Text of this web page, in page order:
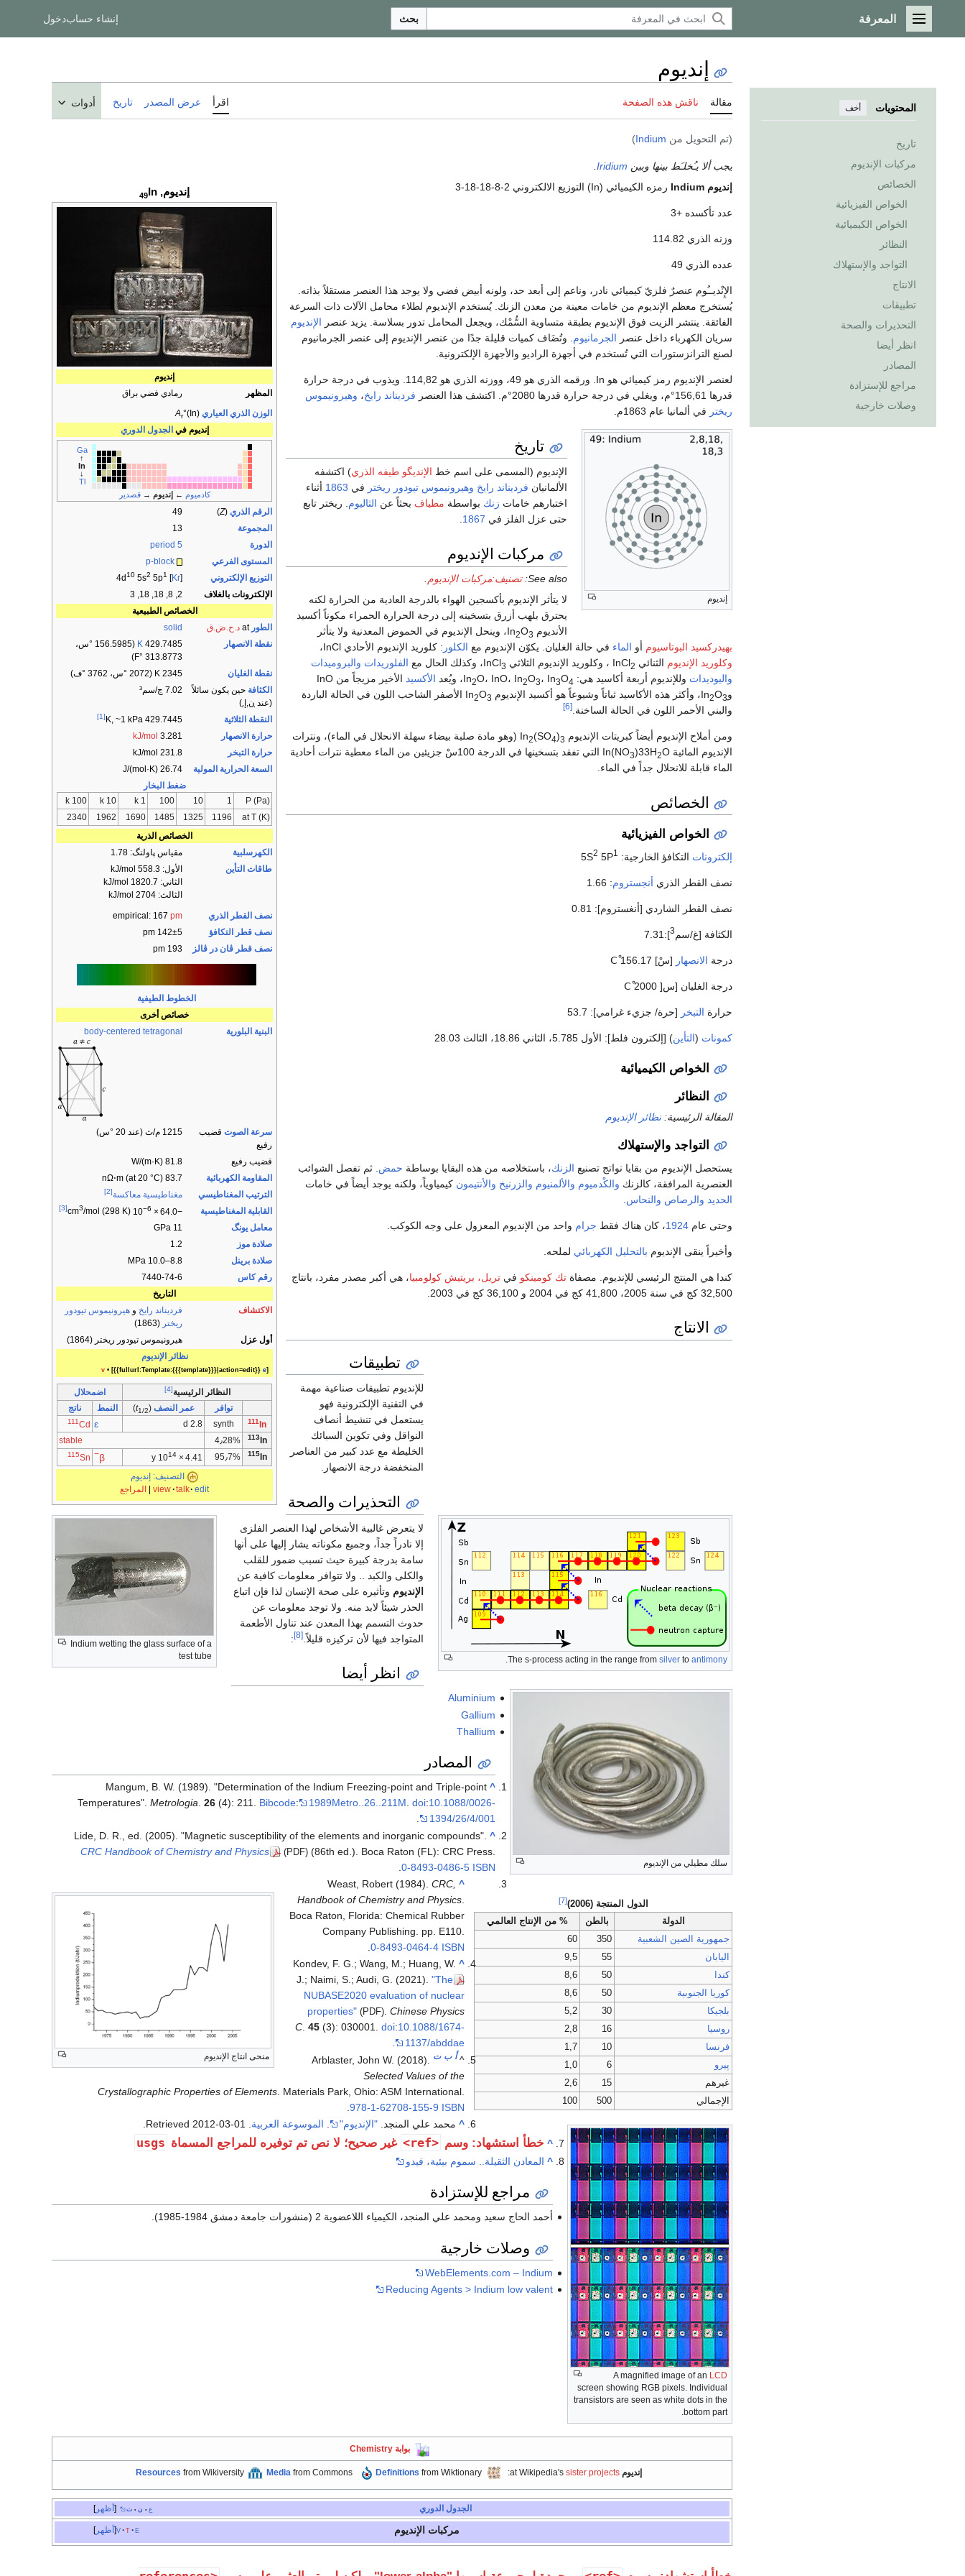
القائمة الرئيسية
المعرفة بحث إنشاء حسابدخول
المحتويات أخف
تاريخ
مركبات الإنديوم
الخصائص
الخواص الفيزيائية
الخواص الكيميائية
النظائر
التواجد والإستهلاك
الانتاج
تطبيقات
التحذيرات والصحة
انظر أيضا
المصادر
مراجع للإستزادة
وصلات خارجية
إنديوم
مقالة ناقش هذه الصفحة اقرأ عرض المصدر تاريخ أدوات
(تم التحويل من Indium
)
يجب ألا يـُخلـَط بينها وبين Iridium
إنديوم, 49In
إنديوم
المظهر
رمادي فضي براق
الوزن الذري العياري
Ar°(In)
إنديوم في الجدول الدوري
Ga
↑
In
↓
Tl
كادميوم ← إنديوم →قصدير
الرقم الذري (
Z
)
49
المجموعة
13
الدورة
period 5
المستوى الفرعي
p-block
التوزيع الإلكتروني
[
Kr
] 4d
10 5s2 5p1
الإلكترونات بالغلاف
2, 8, 18, 18, 3
الخصائص الطبيعية
الطور at د.ح.ض.ق
solid
نقطة الانصهار
429.7485
K
313.8773 °F)
نقطة الغليان
2345 K ​(2072 °س، ​3762 °ف)
الكثافة حين يكون سائلاً
(عند ن.إ.)
7.02 ج/سم³
النقطة الثلاثية 429.7445 K, ​~1 kPa
[1]
حرارة الانصهار 3.281
kJ/mol
حرارة التبخر
231.8 kJ/mol
السعة الحرارية المولية
26.74 J/(mol·K)
ضغط البخار
P (Pa)
1
10
100
1 k
10 k
100 k
at T (K)
1196
1325
1485
1690
1962
2340
الخصائص الذرية
الكهرسلبية
مقياس پاولنگ: 1.78
طاقات التأين
الأول: 558.3 kJ/mol
الثاني: 1820.7 kJ/mol
الثالث: 2704 kJ/mol
نصف القطر الذري empirical: 167 pm
نصف قطر التكافؤ
142±5 pm
نصف قطر ڤان در ڤالز
193 pm
الخطوط الطيفية
خصائص أخرى
البنية البلورية
body-centered tetragonal
سرعة الصوت قضيب
رفيع
1215 م/ث (عند 20 °س)
قضيب رفيع
81.8 W/(m·K)
المقاومة الكهربائية
83.7 nΩ⋅m (at 20 °C)
الترتيب المغناطيسي
مغناطيسية معاكسة[2]
القابلية المغناطيسية −64.0
×
10−6
3/mol (298 K)
[3]
معامل يونگ
11 GPa
صلادة موز
1.2
صلادة برينل
8.8–10.0 MPa
رقم كاس
7440-74-6
التاريخ
الاكتشاف
فرديناند رايخ و هيرونيموس تيودور
ريختر (1863)
أول عزل
هيرونيموس تيودور ريختر (1864)
نظائر الإنديوم
v• [{{fullurl:Template:{{{template}}}|action=edit}} e]
النظائر الرئيسية[4]
اضمحلال
توا­فر
عمر النصف (
t1/2
) النمط نا­تج
111In
synth
2.8 d
ε
111Cd
113In 4٫28% stable
115In 95٫7% 4.41
×
1014
y
β
−
115Sn
التصنيف: إنديوم
view talk edit
| المراجع
إنديوم Indium رمزه الكيميائي (In) التوزيع الالكتروني 2-8-18-18-3
عدد تأكسده +3
وزنه الذري 114.82
عدده الذري 49
الإِنْديــُوم عنصرٌ فلزيّ كيميائي نادر، وناعم إلى أبعد حد، ولونه أبيض فضي ولا يوجد هذا العنصر مستقلاً بذاته.
يُستخرج معظم الإنديوم من خامات معينة من معدن الزنك. يُستخدم الإنديوم لطلاء محامل الآلات ذات السرعة
الفائقة. ينتشر الزيت فوق الإنديوم بطبقة متساوية السُّمْك، ويجعل المحامل تدور بسلاسة. يزيد عنصر الإنديوم
سريان الكهرباء داخل عنصر الجرمانيوم . وتُضَاف كميات قليلة جدًا من عنصر الإنديوم إلى عنصر الجرمانيوم
لصنع الترانزستورات التي تُستخدم في أجهزة الراديو والأجهزة الإلكترونية.
لعنصر الإنديوم رمز كيميائي هو In. ورقمه الذري هو 49، ووزنه الذري هو 114,82. ويذوب في درجة حرارة
قدرها 156,61°م، ويغلي في درجة حرارة قدرها 2080°م. اكتشف هذا العنصر
فرديناند رايخ، وهيرونيموس
ريختر في ألمانيا عام 1863م.
إنديوم
تاريخ
الإنديوم (المسمى على اسم خط الإنديگو طيفه الذري) اكتشفه
الألمانيان فرديناند رايخ وهيرونيموس تيودور ريختر في 1863 أثناء
اختبارهم خامات زنك بواسطة مطياف بحثاً عن الثاليوم. ريختر تابع
حتى عزل الفلز في 1867
.
مركبات الإنديوم
See also: تصنيف:مركبات الإنديوم
لا يتأثر الإنديوم بأكسجين الهواء بالدرجة العادية من الحرارة لكنه
يحترق بلهب أزرق بتسخينه إلى درجة الحرارة الحمراء مكوناً أكسيد
الأنديوم In
2O3
، وينحل الإنديوم في الحموض المعدنية ولا يتأثر
بهيدركسيد البوتاسيوم أو الماء في حالة الغليان. يكوّن الإنديوم مع الكلور : كلوريد الإنديوم الأحادي InCl،
وكلوريد الإنديوم الثنائي InCl 2 ، وكلوريد الإنديوم الثلاثي InCl 3 ، وكذلك الحال مع الفلوريدات والبروميدات
واليوديدات وللإنديوم أربعة أكاسيد هي: In 2O، InO، In2O3، In3O4 ، ويُعد الأكسيد
الأخير مزيجاً من InO
وIn
2O3 ، وأكثر هذه الأكاسيد ثباتاً وشيوعاً هو أكسيد الإنديوم In 2O3
الأصفر الشاحب اللون في الحالة الباردة
والبني الأحمر اللون في الحالة الساخنة. [6]
ومن أملاح الإنديوم أيضاً كبريتات الإنديوم In 2(SO4)3
(وهو مادة صلبة بيضاء سهلة الانحلال في الماء)، ونترات
الإنديوم المائية In(NO
3)33H2
O التي تفقد بتسخينها في الدرجة 100سْ جزيئين من الماء معطية نترات أحادية
الماء قابلة للانحلال جداً في الماء.
الخصائص
الخواص الفيزيائية
Indium wetting the glass surface of a
test tube
إلكترونات التكافؤ الخارجية: 5S 2 5P1
نصف القطر الذري أنجستروم: 1.66
نصف القطر الشاردي [أنغستروم]: 0.81
الكثافة [غ/سم 3
]:7.31
درجة الانصهار [سْ] Cْ 156.17
درجة الغليان [س[ Cْ 2000
حرارة التبخر [حرة/ جزيء غرامي]: 53.7
كمونات (التأين) [إلكترون فلط]: الأول 5.785، الثاني 18.86، الثالث 28.03
الخواص الكيميائية
النظائر
المقالة الرئيسية:نظائر الإنديوم
التواجد والإستهلاك
The s-process acting in the range from silver to antimony
سلك مطيلي من الإنديوم
يستحصل الإنديوم من بقايا نواتج تصنيع الزنك، باستخلاصه من هذه البقايا بوساطة حمض . ثم تفصل الشوائب
العنصرية المرافقة، كالزنك والكْدميوم والألمنيوم والزرنيخ والأنتيمون كيمياوياً، ولكنه يوجد أيضاً في خامات
الحديد والرصاص والنحاس
وحتى عام 1924، كان هناك فقط جرام واحد من الإنديوم المعزول على وجه الكوكب.
وأخيراً ينقى الإنديوم بالتحليل الكهربائي لملحه.
كندا هي المنتج الرئيسي للإنديوم. مصفاة تك كومينكو في تريل، بريتيش كولومبيا، هي أكبر مصدر مفرد، بانتاج
32,500 كج في سنة 2005، 41,800 كج في 2004 و 36,100 كج في 2003.
الانتاج
الدول المنتجة (2006) [7]
الدولة بالطن
% من الإنتاج العالمي
جمهورية الصين الشعبية
350
60
اليابان
55
9,5
كندا
50
8,6
كوريا الجنوبية
50
8,6
بلجيكا
30
5,2
روسيا
16
2,8
فرنسا
10
1,7
پيرو
6
1,0
غيرهم
15
2,6
الإجمالي
500
100
منحى انتاج الإنديوم
تطبيقات
A magnified image of an LCD
screen showing RGB pixels. Individual
transistors are seen as white dots in the
bottom part.
للإنديوم تطبيقات صناعية مهمة
في التقنية الإلكترونية فهو
يستعمل في تنشيط أنصاف
النواقل وفي تكوين السبائك
الخليطة مع عدد كبير من العناصر
المنخفضة درجة الانصهار.
التحذيرات والصحة
لا يتعرض غالبية الأشخاص لهذا العنصر الفلزى
إلا نادراً جداً، وجميع مكوناته يشار إليها على أنها
سامة بدرجة كبيرة حيث تسبب ضمور للقلب
والكلى والكبد .. ولا تتوافر معلومات كافية عن
الإنديوم وتأثيره على صحة الإنسان لذا فإن اتباع
الحذر شيئاً لابد منه. ولا توجد معلومات عن
حدوث التسمم بهذا المعدن عند تناول الأطعمة
المتواجد فيها لأن تركيزه قليلاً. [8]
:
انظر أيضا
Aluminium
Gallium
Thallium
المصادر
^
Mangum, B. W. (1989). "Determination of the Indium Freezing-point and Triple-point
Temperatures".Metrologia.26 (4): 211. Bibcode: 1989Metro..26..211M.doi:10.1088/0026-
1394/26/4/001
.
^
Lide, D. R., ed. (2005). "Magnetic susceptibility of the elements and inorganic compounds".
CRC Handbook of Chemistry and Physics
(PDF) (86th ed.). Boca Raton (FL): CRC Press.
ISBN
0-8493-0486-5
.
^
Weast, Robert (1984). CRC,
Handbook of Chemistry and Physics.
Boca Raton, Florida: Chemical Rubber
Company Publishing. pp. E110.
ISBN
0-8493-0464-4
^
Kondev, F. G.; Wang, M.; Huang, W.
J.; Naimi, S.; Audi, G. (2021). "The
NUBASE2020 evaluation of nuclear
properties" (PDF). Chinese Physics
C. 45(3): 030001. doi:10.1088/1674-
1137/abddae
.
^أ ب ت
Arblaster, John W. (2018).
Selected Values of the
Crystallographic Properties of Elements. Materials Park, Ohio: ASM International.
ISBN
978-1-62708-155-9
^ محمد علي المنجد."الإنديوم" الموسوعة العربية 2012-03-01
^ خطأ استشهاد: وسم <ref> غير صحيح؛ لا نص تم توفيره للمراجع المسماة usgs
^ المعادن الثقيلة.. سموم بيئية، فيدو
مراجع للإستزادة
أحمد الحاج سعيد ومحمد علي المنجد، الكيمياء اللاعضوية 2 (منشورات جامعة دمشق 1984-1985).
وصلات خارجية
WebElements.com – Indium
Reducing Agents > Indium low valent
بوابة Chemistry
إنديوم at Wikipedia's
sister projects
:
Definitions from Wiktionary
Media from Commons
Resources from Wikiversity
أظهر ع • ن • ت الجدول الدوري
أظهر v t e مركبات الإنديوم